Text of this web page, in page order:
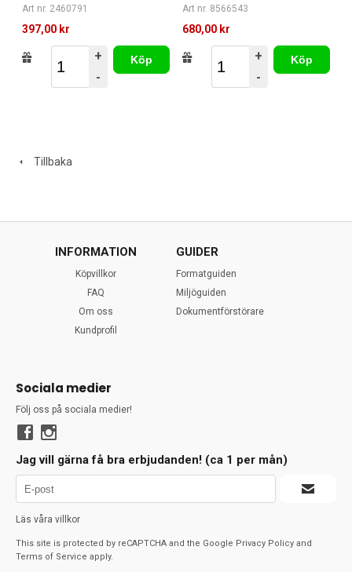
Art nr. 2460791
397,00 kr
+
-
Köp
Art nr. 8566543
680,00 kr
+
-
Köp
Tillbaka
INFORMATION
Köpvillkor
FAQ
Om oss
Kundprofil
GUIDER
Formatguiden
Miljöguiden
Dokumentförstörare
Sociala medier
Följ oss på sociala medier!
Jag vill gärna få bra erbjudanden! (ca 1 per mån)
Läs våra villkor
This site is protected by reCAPTCHA and the Google Privacy Policy and
Terms of Service apply.